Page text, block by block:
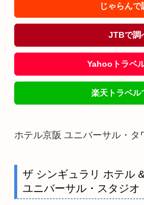
じゃらんで
JTBで調
Yahooトラベ
楽天トラベル
ホテル京阪 ユニバーサル・タ
ザ シンギュラリ ホテル
ユニバーサル・スタジオ